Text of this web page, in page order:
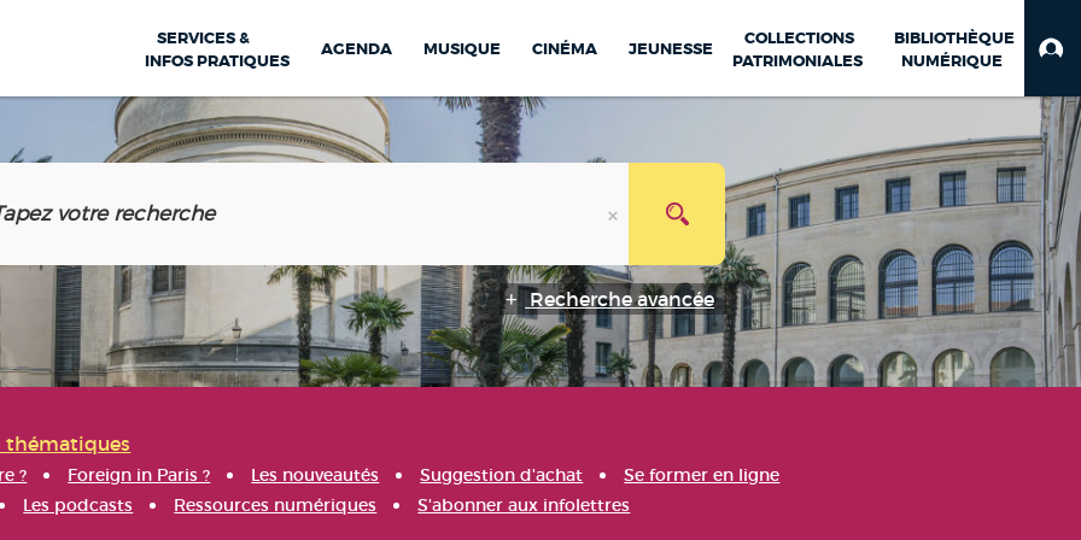
SERVICES &
INFOS PRATIQUES
AGENDA MUSIQUE CINÉMA JEUNESSE
COLLECTIONS
PATRIMONIALES
BIBLIOTHÈQUE
NUMÉRIQUE
Recherche avancée
thématiques
? Foreign in Paris ? Les nouveautés Suggestion d'achat
Se former en ligne
Les podcasts Ressources numériques S'abonner aux infolettres